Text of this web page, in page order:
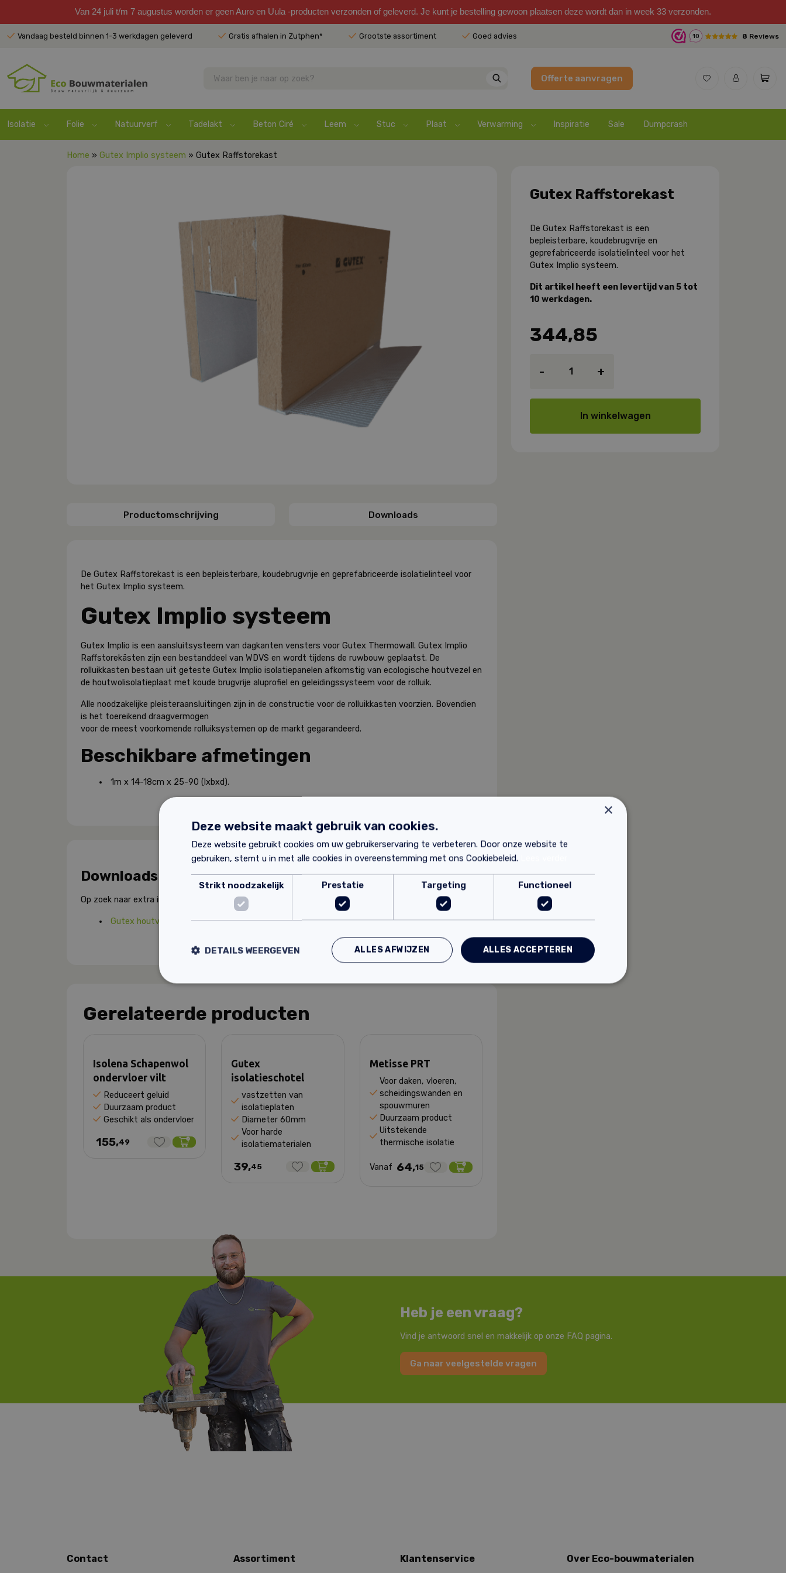
Van 24 juli t/m 7 augustus worden er geen Auro en Uula -producten verzonden of geleverd. Je kunt je bestelling gewoon plaatsen deze wordt dan in week 33 verzonden.
Vandaag besteld binnen 1-3 werkdagen geleverd Gratis afhalen in Zutphen* Grootste assortiment Goed advies 10 8 Reviews
Offerte aanvragen
Isolatie Folie Natuurverf Tadelakt Beton Ciré Leem Stuc Plaat Verwarming Inspiratie Sale Dumpcrash
Home » Gutex Implio systeem » Gutex Raffstorekast
Productomschrijving Downloads
De Gutex Raffstorekast is een bepleisterbare, koudebrugvrije en geprefabriceerde isolatielinteel voor
het Gutex Implio systeem.
Gutex Implio systeem
Gutex Implio is een aansluitsysteem van dagkanten vensters voor Gutex Thermowall. Gutex Implio
Raffstorekästen zijn een bestanddeel van WDVS en wordt tijdens de ruwbouw geplaatst. De
rolluikkasten bestaan uit geteste Gutex Implio isolatiepanelen afkomstig van ecologische houtvezel en
de houtwolisolatieplaat met koude brugvrije aluprofiel en geleidingssysteem voor de rolluik.
Alle noodzakelijke pleisteraansluitingen zijn in de constructie voor de rolluikkasten voorzien. Bovendien
is het toereikend draagvermogen
voor de meest voorkomende rolluiksystemen op de markt gegarandeerd.
Beschikbare afmetingen
1m x 14-18cm x 25-90 (lxbxd).
Downloads
Op zoek naar extra informatie over dit product? Hieronder vind je de productbladen:
Gutex houtvezelisolatie.
Gerelateerde producten
Isolena Schapenwol
ondervloer vilt
Reduceert geluid
Duurzaam product
Geschikt als ondervloer
155,49
Gutex
isolatieschotel
vastzetten van
isolatieplaten
Diameter 60mm
Voor harde
isolatiematerialen
39,45
Metisse PRT
Voor daken, vloeren,
scheidingswanden en
spouwmuren
Duurzaam product
Uitstekende
thermische isolatie
Vanaf 64,15
Gutex Raffstorekast
De Gutex Raffstorekast is een
bepleisterbare, koudebrugvrije en
geprefabriceerde isolatielinteel voor het
Gutex Implio systeem.
Dit artikel heeft een levertijd van 5 tot
10 werkdagen.
344,85
-
Raffstorekast
+
In winkelwagen
Heb je een vraag?
Vind je antwoord snel en makkelijk op onze FAQ pagina.
Ga naar veelgestelde vragen
Contact Assortiment Klantenservice Over Eco-bouwmaterialen
×
Deze website maakt gebruik van cookies.
Deze website gebruikt cookies om uw gebruikerservaring te verbeteren. Door onze website te
gebruiken, stemt u in met alle cookies in overeenstemming met ons Cookiebeleid.
Strikt noodzakelijk Prestatie Targeting Functioneel
ALLES ACCEPTEREN
ALLES AFWIJZEN
DETAILS WEERGEVEN